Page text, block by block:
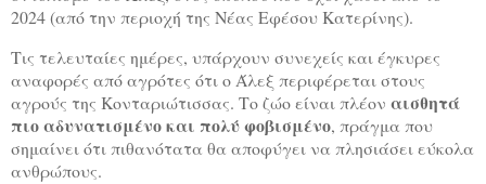
2024 (από την περιοχή της Νέας Εφέσου Κατερίνης).
Τις τελευταίες ημέρες, υπάρχουν συνεχείς και έγκυρες
αναφορές από αγρότες ότι ο Άλεξ περιφέρεται στους
αγρούς της Κονταριώτισσας. Το ζώο είναι πλέον αισθητά
πιο αδυνατισμένο και πολύ φοβισμένο, πράγμα που
σημαίνει ότι πιθανότατα θα αποφύγει να πλησιάσει εύκολα
ανθρώπους.